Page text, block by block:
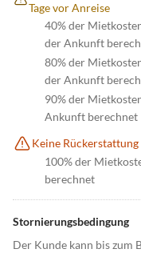
Tage vor Anreise
40% der
der Ankunft
80% der
der Ankunft
90% der
Ankunft berechnet
Keine
100% der
berechnet
Stornierungsbedingung
Der Kunde kann bis zum